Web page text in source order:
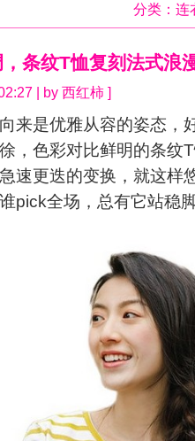
分类： 连
条纹T恤复刻法式浪
| by 西红柿 ]
是优雅从容的姿态，
，色彩对比鲜明的条纹
速更迭的变换，就这样
pick全场，总有它站稳